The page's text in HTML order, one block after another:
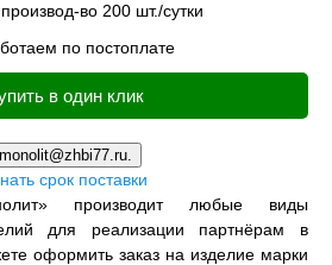
во 200 шт./сутки
по постоплате
в один клик
monolit@zhbi77.ru.
срок поставки
производит любые виды
для реализации партнёрам в
оформить заказ на изделие марки